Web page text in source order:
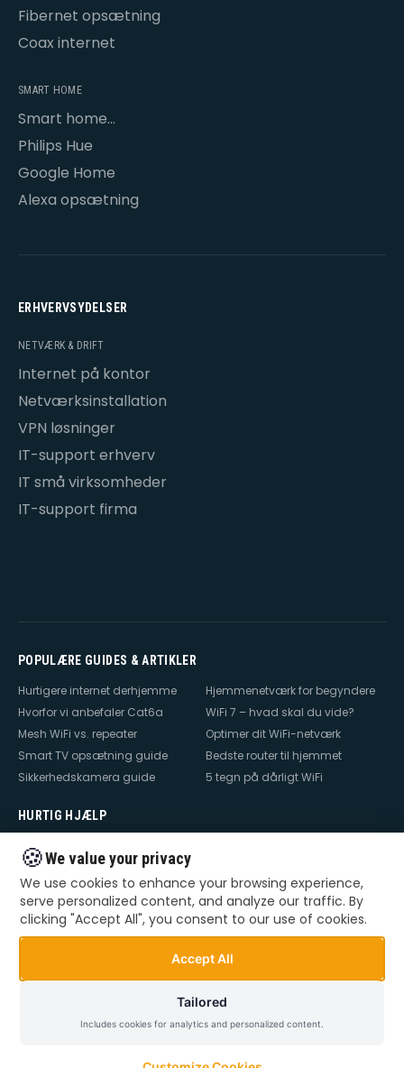
Fibernet opsætning
Coax internet
SMART HOME
Smart home
opsætning
Philips Hue
Google Home
Alexa opsætning
ERHVERVSYDELSER
NETVÆRK & DRIFT
Internet på kontor
Netværksinstallation
VPN løsninger
IT-support erhverv
IT små virksomheder
IT-support firma
POPULÆRE GUIDES & ARTIKLER
Hurtigere internet derhjemme
Hjemmenetværk for begyndere
Hvorfor vi anbefaler Cat6a
WiFi 7 – hvad skal du vide?
Mesh WiFi vs. repeater
Optimer dit WiFi-netværk
Smart TV opsætning guide
Bedste router til hjemmet
Sikkerhedskamera guide
5 tegn på dårligt WiFi
HURTIG HJÆLP
Hjælp til internet
Hjælp til TV
Hjælp til router
WiFi falder ud
TV der ikke virker
Dårlig WiFi
Mesh WiFi opsætning
Videoovervågning – privat &
Privatlivspolitik Handelsbetingelser
🍪We value your privacy
We use cookies to enhance your browsing experience,
serve personalized content, and analyze our traffic. By
clicking "Accept All", you consent to our use of cookies.
Accept All
Tailored
Includes cookies for analytics and personalized content.